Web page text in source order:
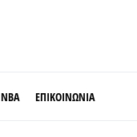
ΝΒΑ ΕΠΙΚΟΙΝΩΝΙΑ